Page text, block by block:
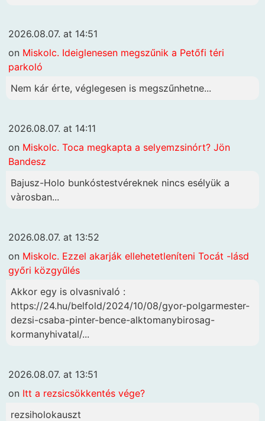
2026.08.07. at 14:51
on Miskolc. Ideiglenesen megszűnik a Petőfi téri
parkoló
Nem kár érte, véglegesen is megszűnhetne...
2026.08.07. at 14:11
on Miskolc. Toca megkapta a selyemzsinórt? Jön
Bandesz
Bajusz-Holo bunkóstestvéreknek nincs esélyük a
vàrosban...
2026.08.07. at 13:52
on Miskolc. Ezzel akarják ellehetetleníteni Tocát -lásd
győri közgyűlés
Akkor egy is olvasnivaló :
https://24.hu/belfold/2024/10/08/gyor-polgarmester-
dezsi-csaba-pinter-bence-alktomanybirosag-
kormanyhivatal/...
2026.08.07. at 13:51
on Itt a rezsicsökkentés vége?
rezsiholokauszt